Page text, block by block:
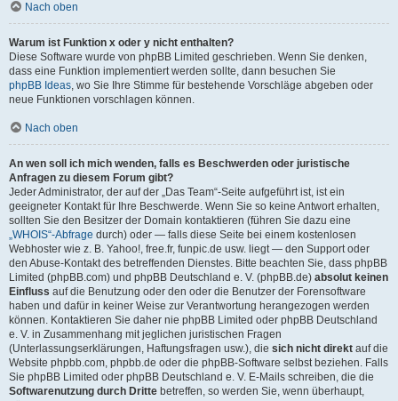
Nach oben
Warum ist Funktion x oder y nicht enthalten?
Diese Software wurde von phpBB Limited geschrieben. Wenn Sie denken,
dass eine Funktion implementiert werden sollte, dann besuchen Sie
phpBB Ideas, wo Sie Ihre Stimme für bestehende Vorschläge abgeben oder
neue Funktionen vorschlagen können.
Nach oben
An wen soll ich mich wenden, falls es Beschwerden oder juristische
Anfragen zu diesem Forum gibt?
Jeder Administrator, der auf der „Das Team“-Seite aufgeführt ist, ist ein
geeigneter Kontakt für Ihre Beschwerde. Wenn Sie so keine Antwort erhalten,
sollten Sie den Besitzer der Domain kontaktieren (führen Sie dazu eine
„WHOIS“-Abfrage durch) oder — falls diese Seite bei einem kostenlosen
Webhoster wie z. B. Yahoo!, free.fr, funpic.de usw. liegt — den Support oder
den Abuse-Kontakt des betreffenden Dienstes. Bitte beachten Sie, dass phpBB
Limited (phpBB.com) und phpBB Deutschland e. V. (phpBB.de) absolut keinen
Einfluss auf die Benutzung oder den oder die Benutzer der Forensoftware
haben und dafür in keiner Weise zur Verantwortung herangezogen werden
können. Kontaktieren Sie daher nie phpBB Limited oder phpBB Deutschland
e. V. in Zusammenhang mit jeglichen juristischen Fragen
(Unterlassungserklärungen, Haftungsfragen usw.), die sich nicht direkt auf die
Website phpbb.com, phpbb.de oder die phpBB-Software selbst beziehen. Falls
Sie phpBB Limited oder phpBB Deutschland e. V. E-Mails schreiben, die die
Softwarenutzung durch Dritte betreffen, so werden Sie, wenn überhaupt,